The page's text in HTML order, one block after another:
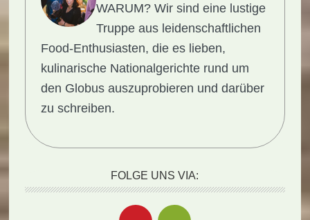
WARUM? Wir sind eine lustige
Truppe aus leidenschaftlichen
Food-Enthusiasten, die es lieben,
kulinarische Nationalgerichte rund um
den Globus auszuprobieren und darüber
zu schreiben.
FOLGE UNS VIA: